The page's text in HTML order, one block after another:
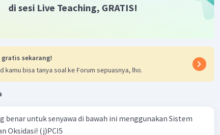
di sesi Live Teaching, GRATIS!
gratis sekarang!
kamu bisa tanya soal ke Forum sepuasnya, lho.
benar untuk senyawa di bawah ini menggunakan Sistem
Oksidasi! (j)PCI5